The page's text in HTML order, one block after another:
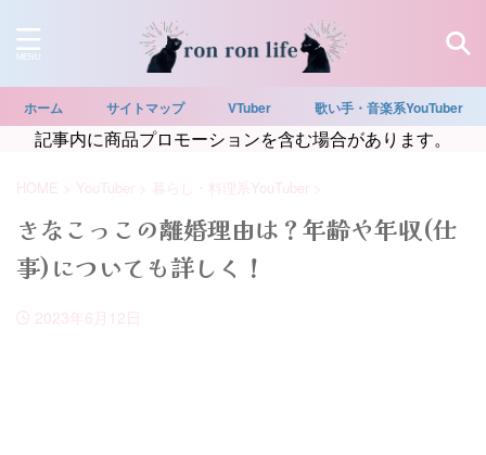
ホーム サイトマップ VTuber 歌い手・音楽系YouTuber
記事内に商品プロモーションを含む場合があります。
HOME > YouTuber > 暮らし・料理系YouTuber >
きなこっこの離婚理由は？年齢や年収(仕
事)についても詳しく！
2023年6月12日